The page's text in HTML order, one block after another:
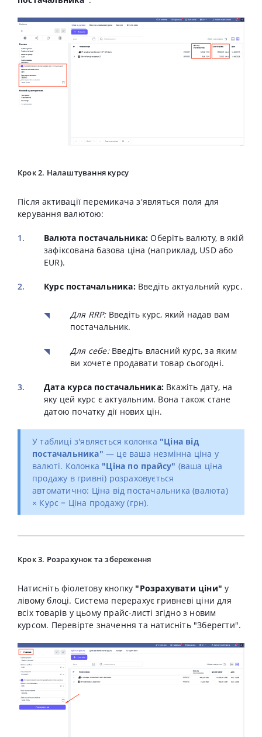
Крок 2. Налаштування курсу
Після активації перемикача з'являться поля для
керування валютою:
Валюта постачальника: Оберіть валюту, в якій
зафіксована базова ціна (наприклад, USD або
EUR).
Курс постачальника:Введіть актуальний курс.
Для RRP:Введіть курс, який надав вам
постачальник.
Для себе:Введіть власний курс, за яким
ви хочете продавати товар сьогодні.
Дата курса постачальника: Вкажіть дату, на
яку цей курс є актуальним. Вона також стане
датою початку дії нових цін.
У таблиці з'являється колонка "Ціна від
постачальника" — це ваша незмінна ціна у
валюті. Колонка "Ціна по прайсу" (ваша ціна
продажу в гривні) розраховується
автоматично: Ціна від постачальника (валюта)
× Курс = Ціна продажу (грн).
Крок 3. Розрахунок та збереження
Натисніть фіолетову кнопку "Розрахувати ціни" у
лівому блоці. Система перерахує гривневі ціни для
всіх товарів у цьому прайс-листі згідно з новим
курсом. Перевірте значення та натисніть "Зберегти".